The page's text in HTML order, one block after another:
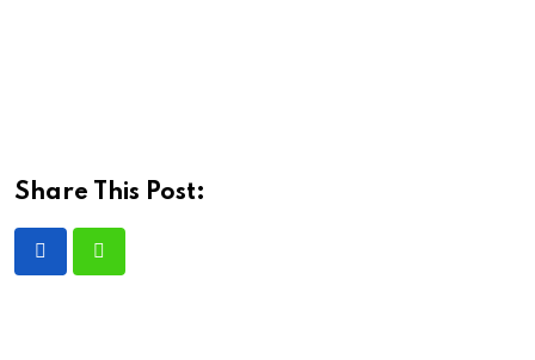
Share This Post: